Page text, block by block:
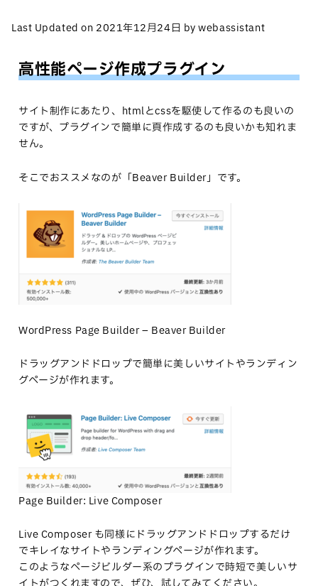
Last Updated on 2021年12月24日 by webassistant
高性能ページ作成プラグイン
サイト制作にあたり、htmlとcssを駆使して作るのも良いの
ですが、プラグインで簡単に頁作成するのも良いかも知れま
せん。
そこでおススメなのが「Beaver Builder」です。
WordPress Page Builder – Beaver Builder
ドラッグアンドドロップで簡単に美しいサイトやランディン
グページが作れます。
Page Builder: Live Composer
Live Composer も同様にドラッグアンドドロップするだけ
でキレイなサイトやランディングページが作れます。
このようなページビルダー系のプラグインで時短で美しいサ